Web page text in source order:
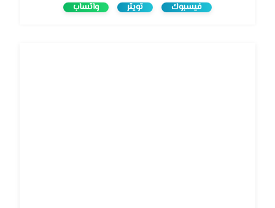
فيسبوك تويتر واتساب